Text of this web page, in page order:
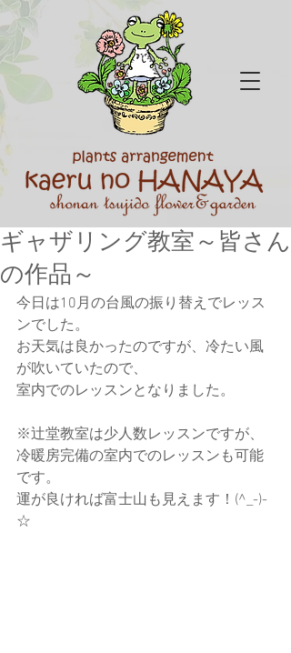
ギャザリング教室～皆さん
の作品～
今日は10月の台風の振り替えでレッス
ンでした。
お天気は良かったのですが、冷たい風
が吹いていたので、
室内でのレッスンとなりました。
※辻堂教室は少人数レッスンですが、
冷暖房完備の室内でのレッスンも可能
です。
運が良ければ富士山も見えます！(^_-)-
☆